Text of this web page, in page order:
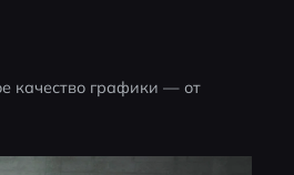
качество графики — от